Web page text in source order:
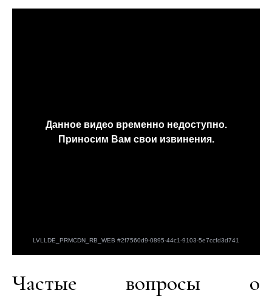
Частые вопросы о